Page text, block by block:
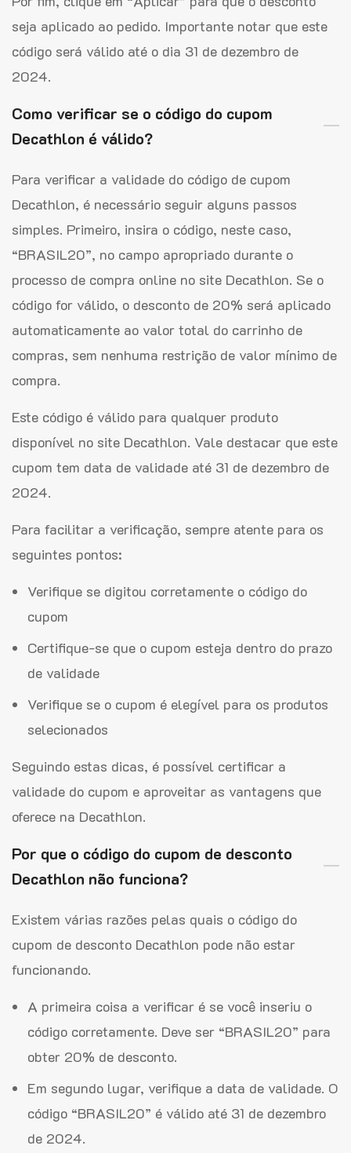
seja aplicado ao pedido. Importante notar que este
código será válido até o dia 31 de dezembro de
2024.
Como verificar se o código do cupom
Decathlon é válido?
Para verificar a validade do código de cupom
Decathlon, é necessário seguir alguns passos
simples. Primeiro, insira o código, neste caso,
“BRASIL20”, no campo apropriado durante o
processo de compra online no site Decathlon. Se o
código for válido, o desconto de 20% será aplicado
automaticamente ao valor total do carrinho de
compras, sem nenhuma restrição de valor mínimo de
compra.
Este código é válido para qualquer produto
disponível no site Decathlon. Vale destacar que este
cupom tem data de validade até 31 de dezembro de
2024.
Para facilitar a verificação, sempre atente para os
seguintes pontos:
Verifique se digitou corretamente o código do
cupom
Certifique-se que o cupom esteja dentro do prazo
de validade
Verifique se o cupom é elegível para os produtos
selecionados
Seguindo estas dicas, é possível certificar a
validade do cupom e aproveitar as vantagens que
oferece na Decathlon.
Por que o código do cupom de desconto
Decathlon não funciona?
Existem várias razões pelas quais o código do
cupom de desconto Decathlon pode não estar
funcionando.
A primeira coisa a verificar é se você inseriu o
código corretamente. Deve ser “BRASIL20” para
obter 20% de desconto.
Em segundo lugar, verifique a data de validade. O
código “BRASIL20” é válido até 31 de dezembro
de 2024.